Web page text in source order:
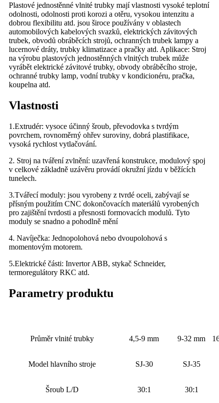
Plastové jednostěnné vlnité trubky mají vlastnosti vysoké teplotní
odolnosti, odolnosti proti korozi a otěru, vysokou intenzitu a
dobrou flexibilitu atd. jsou široce používány v oblastech
automobilových kabelových svazků, elektrických závitových
trubek, obvodů obráběcích strojů, ochranných trubek lampy a
lucernové dráty, trubky klimatizace a pračky atd. Aplikace: Stroj
na výrobu plastových jednostěnných vlnitých trubek může
vyrábět elektrické závitové trubky, obvody obráběcího stroje,
ochranné trubky lamp, vodní trubky v kondicionéru, pračka,
koupelna atd.
Vlastnosti
1.Extrudér: vysoce účinný šroub, převodovka s tvrdým
povrchem, rovnoměrný ohřev suroviny, dobrá plastifikace,
vysoká rychlost vytlačování.
2. Stroj na tváření zvlnění: uzavřená konstrukce, modulový spoj
v celkové základně uzávěru provádí okružní jízdu v běžících
tunelech.
3.Tvářecí moduly: jsou vyrobeny z tvrdé oceli, zabývají se
přísným použitím CNC dokončovacích materiálů vyrobených
pro zajištění tvrdosti a přesnosti formovacích modulů. Tyto
moduly se snadno a pohodlně mění
4. Navíječka: Jednopolohová nebo dvoupolohová s
momentovým motorem.
5.Elektrické části: Invertor ABB, stykač Schneider,
termoregulátory RKC atd.
Parametry produktu
Průměr vlnité trubky 4,5-9 mm 9-32 mm
Model hlavního stroje SJ-30 SJ-35
Šroub L/D 30:1 30:1